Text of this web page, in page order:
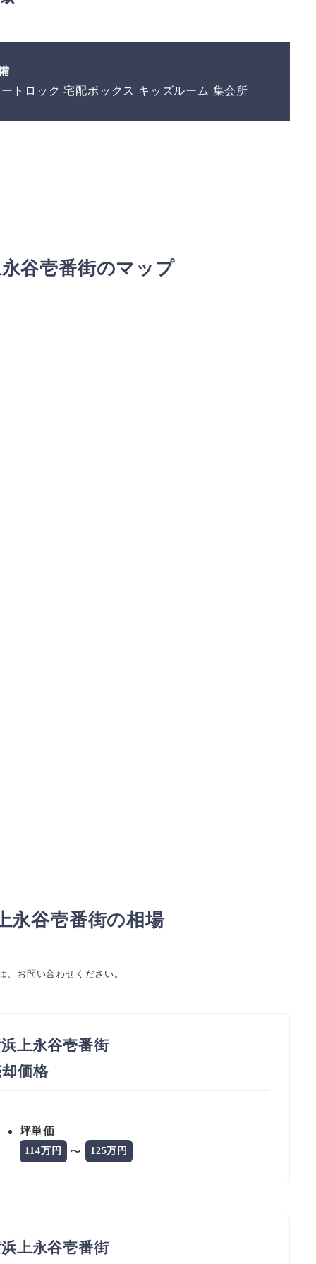
トロック 宅配ボックス キッズルーム 集会所
谷壱番街のマップ
永谷壱番街の相場
お問い合わせください。
上永谷壱番街
価格
坪単価
114万円 〜 125万円
上永谷壱番街